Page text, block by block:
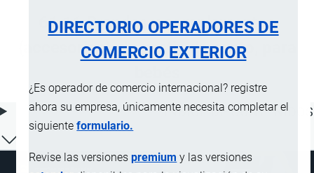
DIRECTORIO OPERADORES DE
COMERCIO EXTERIOR
¿Es operador de comercio internacional? registre
ahora su empresa, únicamente necesita completar el
siguienteformulario.
Revise las versionespremium y las versiones
61.11 Prendas y complementos
(accesorios), de vestir, de punto, para
ÍNDICE DE CONTENIDOS